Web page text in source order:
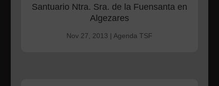
Santuario Ntra. Sra. de la Fuensanta en
Algezares
Nov 27, 2013 | Agenda TSF